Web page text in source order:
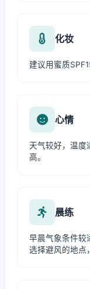
化妆
建议用蜜质
心情
天气较好，温度
高。
晨练
早晨气象条件较
选择避风的地点